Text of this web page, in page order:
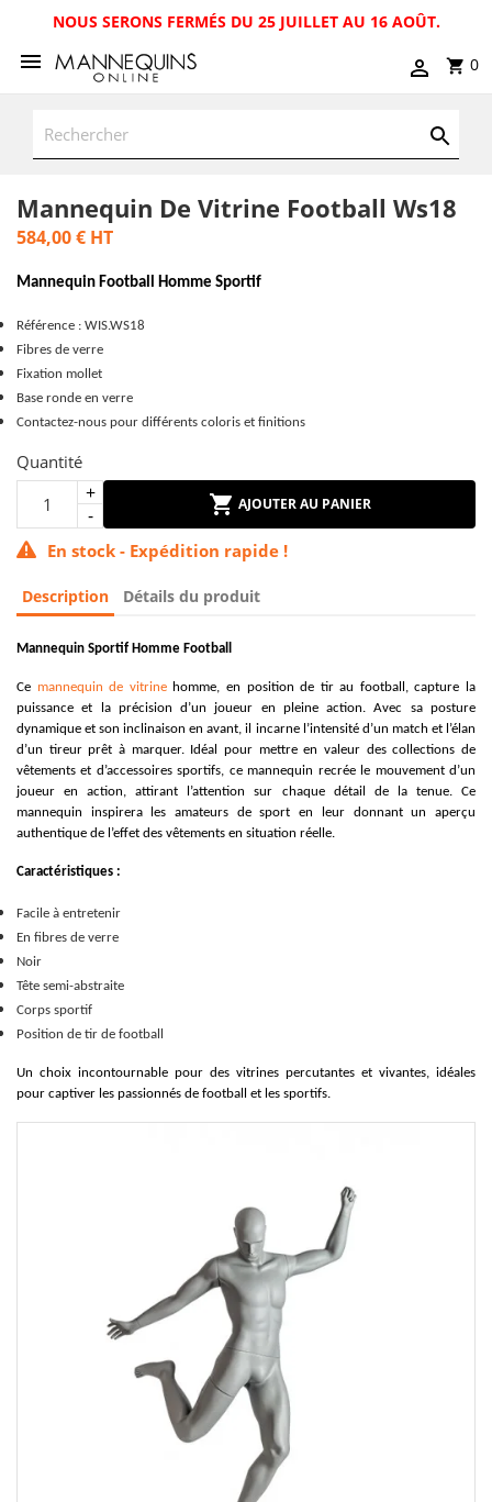
NOUS SERONS FERMÉS DU 25 JUILLET AU 16 AOÛT.
0
Mannequin De Vitrine Football Ws18
584,00 € HT
Mannequin Football Homme Sportif
Référence : WIS.WS18
Fibres de verre
Fixation mollet
Base ronde en verre
Contactez-nous pour différents coloris et finitions
Quantité
AJOUTER AU PANIER
En stock - Expédition rapide !
Description Détails du produit
Mannequin Sportif Homme Football
Ce mannequin de vitrinehomme, en position de tir au football, capture la
puissance et la précision d’un joueur en pleine action. Avec sa posture
dynamique et son inclinaison en avant, il incarne l’intensité d’un match et l’élan
d’un tireur prêt à marquer. Idéal pour mettre en valeur des collections de
vêtements et d’accessoires sportifs, ce mannequin recrée le mouvement d’un
joueur en action, attirant l’attention sur chaque détail de la tenue. Ce
mannequin inspirera les amateurs de sport en leur donnant un aperçu
authentique de l’effet des vêtements en situation réelle.
Caractéristiques :
Facile à entretenir
En fibres de verre
Noir
Tête semi-abstraite
Corps sportif
Position de tir de football
Un choix incontournable pour des vitrines percutantes et vivantes, idéales
pour captiver les passionnés de football et les sportifs.